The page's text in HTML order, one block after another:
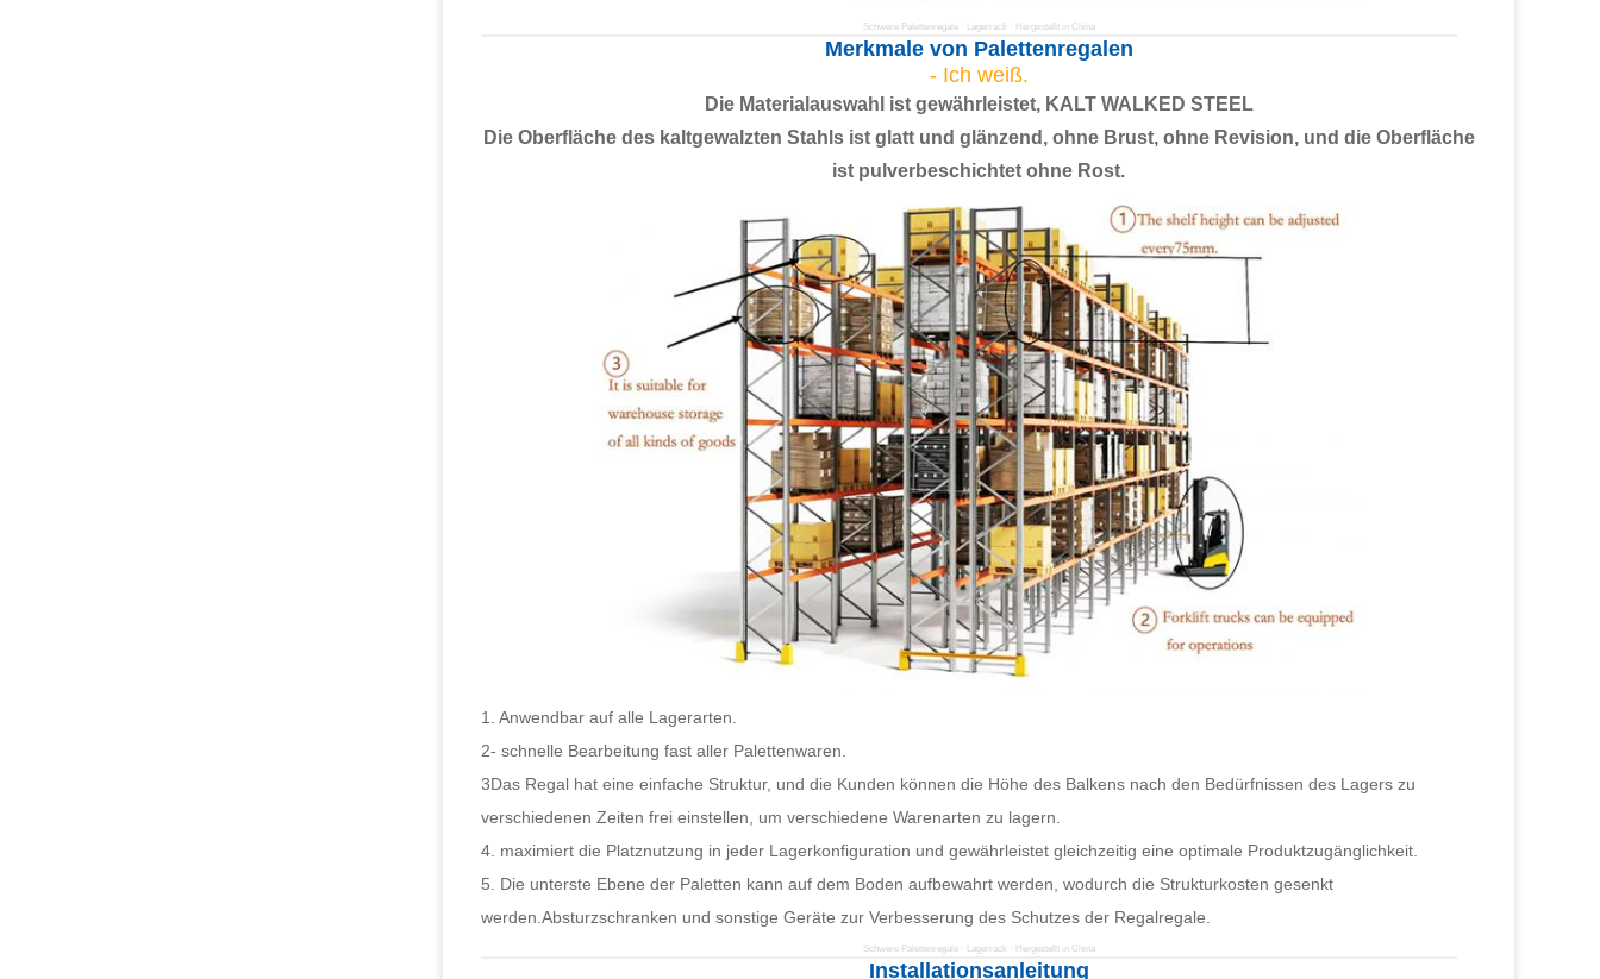
Schwere Palettenregale · Lagerrack · Hergestellt in China
Merkmale von Palettenregalen
- Ich weiß.
Die Materialauswahl ist gewährleistet, KALT WALKED STEEL
Die Oberfläche des kaltgewalzten Stahls ist glatt und glänzend, ohne Brust, ohne Revision, und die Oberfläche
ist pulverbeschichtet ohne Rost.
1. Anwendbar auf alle Lagerarten.
2- schnelle Bearbeitung fast aller Palettenwaren.
3Das Regal hat eine einfache Struktur, und die Kunden können die Höhe des Balkens nach den Bedürfnissen des Lagers zu
verschiedenen Zeiten frei einstellen, um verschiedene Warenarten zu lagern.
4. maximiert die Platznutzung in jeder Lagerkonfiguration und gewährleistet gleichzeitig eine optimale Produktzugänglichkeit.
5. Die unterste Ebene der Paletten kann auf dem Boden aufbewahrt werden, wodurch die Strukturkosten gesenkt
werden.Absturzschranken und sonstige Geräte zur Verbesserung des Schutzes der Regalregale.
Schwere Palettenregale · Lagerrack · Hergestellt in China
Installationsanleitung